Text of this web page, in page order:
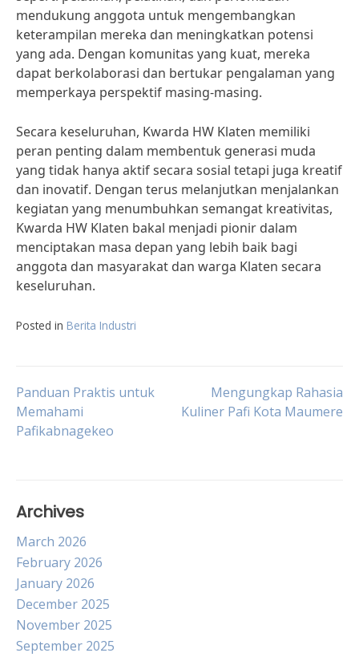
mendukung anggota untuk mengembangkan
keterampilan mereka dan meningkatkan potensi
yang ada. Dengan komunitas yang kuat, mereka
dapat berkolaborasi dan bertukar pengalaman yang
memperkaya perspektif masing-masing.
Secara keseluruhan, Kwarda HW Klaten memiliki
peran penting dalam membentuk generasi muda
yang tidak hanya aktif secara sosial tetapi juga kreatif
dan inovatif. Dengan terus melanjutkan menjalankan
kegiatan yang menumbuhkan semangat kreativitas,
Kwarda HW Klaten bakal menjadi pionir dalam
menciptakan masa depan yang lebih baik bagi
anggota dan masyarakat dan warga Klaten secara
keseluruhan.
Posted in Berita Industri
Post
navigation
Panduan Praktis untuk
Memahami
Pafikabnagekeo
Mengungkap Rahasia
Kuliner Pafi Kota Maumere
Archives
March 2026
February 2026
January 2026
December 2025
November 2025
September 2025